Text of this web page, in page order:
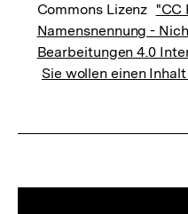
Commons Lizenz "CC
Namensnennung -
Bearbeitungen 4.0
Sie wollen einen